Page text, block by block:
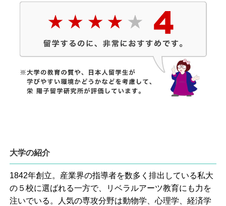
大学の紹介
1842年創立。産業界の指導者を数多く排出している私大
の５校に選ばれる一方で、リベラルアーツ教育にも力を
注いでいる。人気の専攻分野は動物学、心理学、経済学